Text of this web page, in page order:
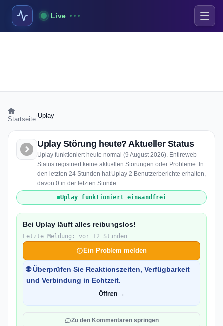
Live
Startseite Uplay
Uplay Störung heute? Aktueller Status
Uplay funktioniert heute normal (9 August 2026). Entireweb
Status registriert keine aktuellen Störungen oder Probleme. In
den letzten 24 Stunden hat Uplay 2 Benutzerberichte erhalten,
davon 0 in der letzten Stunde.
Uplay funktioniert einwandfrei
Bei Uplay läuft alles reibungslos!
Letzte Meldung: vor 12 Stunden
Ein Problem melden
🌐 Überprüfen Sie Reaktionszeiten, Verfügbarkeit
und Verbindung in Echtzeit.
Öffnen →
Zu den Kommentaren springen